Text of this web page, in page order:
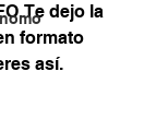
Te dejo la
formato
así.